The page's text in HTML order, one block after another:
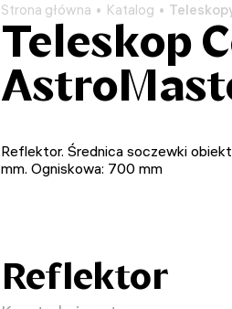
Strona główna Katalog
Teleskop
Reflektor. Średnica soczewki
mm. Ogniskowa: 700 mm
Reflektor